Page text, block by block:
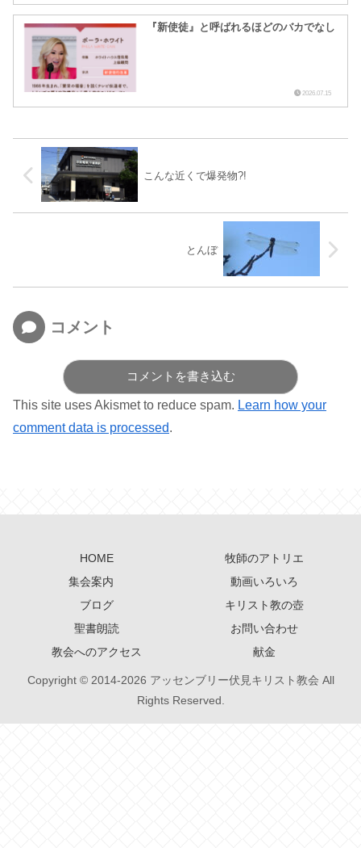
『新使徒』と呼ばれるほどのバカでなし
2026.07.15
こんな近くで爆発物?!
とんぼ
コメント
コメントを書き込む
This site uses Akismet to reduce spam. Learn how your
comment data is processed.
HOME
牧師のアトリエ
集会案内
動画いろいろ
ブログ
キリスト教の壺
聖書朗読
お問い合わせ
教会へのアクセス
献金
Copyright © 2014-2026 アッセンブリー伏見キリスト教会 All
Rights Reserved.